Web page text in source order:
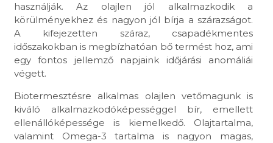
használják. Az olajlen jól alkalmazkodik a
körülményekhez és nagyon jól bírja a szárazságot.
A kifejezetten száraz, csapadékmentes
időszakokban is megbízhatóan bő termést hoz, ami
egy fontos jellemző napjaink időjárási anomáliái
végett.
Biotermesztésre alkalmas olajlen vetőmagunk is
kiváló alkalmazkodóképességgel bír, emellett
ellenállóképessége is kiemelkedő. Olajtartalma,
valamint Omega-3 tartalma is nagyon magas,